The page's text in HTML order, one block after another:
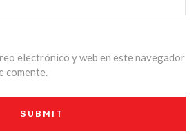
electrónico y web en este navegador
comente.